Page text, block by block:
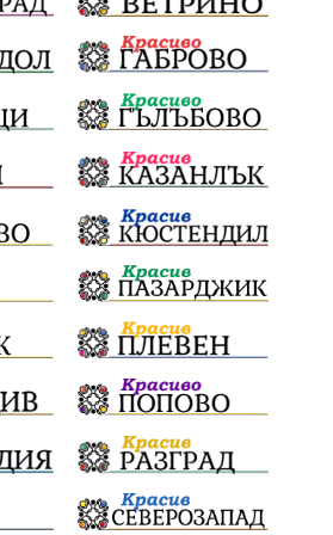
Шофьори
ОрлинОрлиновЕнчев
ИстинскиХляб
Байрактаров
НовиИскър
ПредупреждениеЗаРодители
Микродрон